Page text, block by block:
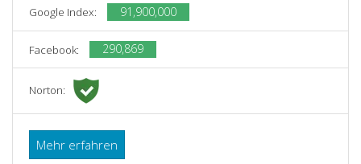
Google Index: 91,900,000
Facebook: 290,869
Norton:
Mehr erfahren